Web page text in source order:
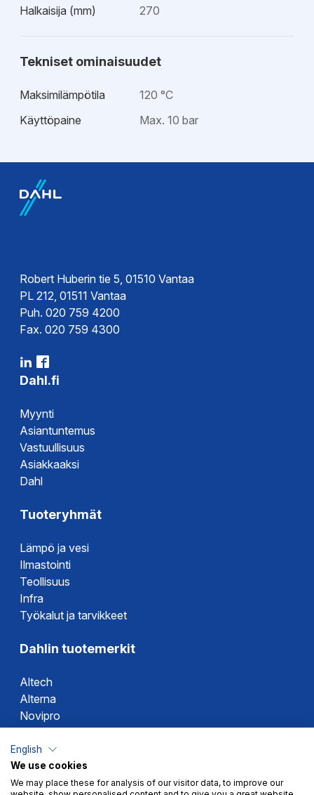
Halkaisija (mm)
270
Tekniset ominaisuudet
Maksimilämpötila
120 °C
Käyttöpaine
Max. 10 bar
Sertifikaatit
Asennusohje
Esitteet
Esite
Robert Huberin tie 5, 01510 Vantaa
PL 212, 01511 Vantaa
Puh. 020 759 4200
Fax. 020 759 4300
Dahl.fi
Myynti
Asiantuntemus
Vastuullisuus
Asiakkaaksi
Dahl
Tuoteryhmät
Lämpö ja vesi
Ilmastointi
Teollisuus
Infra
Työkalut ja tarvikkeet
Dahlin tuotemerkit
Altech
Alterna
Novipro
English
We use cookies
We may place these for analysis of our visitor data, to improve our